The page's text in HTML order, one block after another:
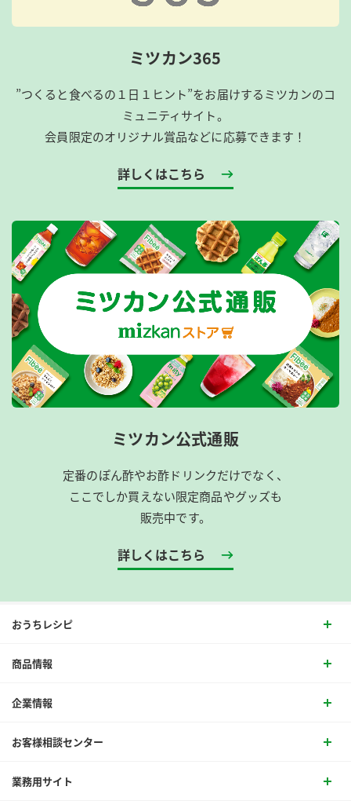
ミツカン365
”つくると食べるの１日１ヒント”をお届けするミツカンのコ
ミュニティサイト。
会員限定のオリジナル賞品などに応募できます！
詳しくはこちら
ミツカン公式通販
定番のぽん酢やお酢ドリンクだけでなく、
ここでしか買えない限定商品やグッズも
販売中です。
詳しくはこちら
おうちレシピ
商品情報
企業情報
お客様相談センター
業務用サイト